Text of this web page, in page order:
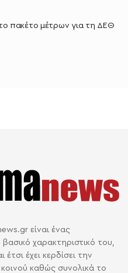
πακέτο μέτρων για τη ΔΕΘ
είναι ένας
χαρακτηριστικό του,
έχει κερδίσει την
καθώς συνολικά το